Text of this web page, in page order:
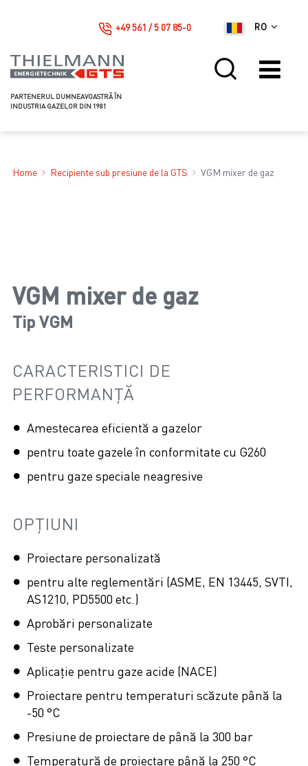
PARTENERUL DUMNEAVOASTRĂ ÎN
INDUSTRIA GAZELOR DIN 1981
RO
+49 561 / 5 07 85-0
Home Recipiente sub presiune de la GTS VGM mixer de gaz
VGM mixer de gaz
Tip VGM
CARACTERISTICI DE
PERFORMANȚĂ
Amestecarea eficientă a gazelor
pentru toate gazele în conformitate cu G260
pentru gaze speciale neagresive
OPȚIUNI
Proiectare personalizată
pentru alte reglementări (ASME, EN 13445, SVTI,
AS1210, PD5500 etc.)
Aprobări personalizate
Teste personalizate
Aplicație pentru gaze acide (NACE)
Proiectare pentru temperaturi scăzute până la
-50 °C
Presiune de proiectare de până la 300 bar
Temperatură de proiectare până la 250 °C